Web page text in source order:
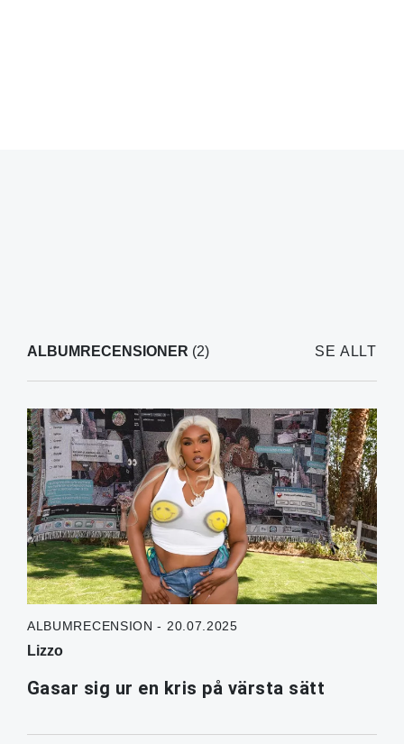
ALBUMRECENSIONER (2) SE ALLT
ALBUMRECENSION - 20.07.2025
Lizzo
Gasar sig ur en kris på värsta sätt